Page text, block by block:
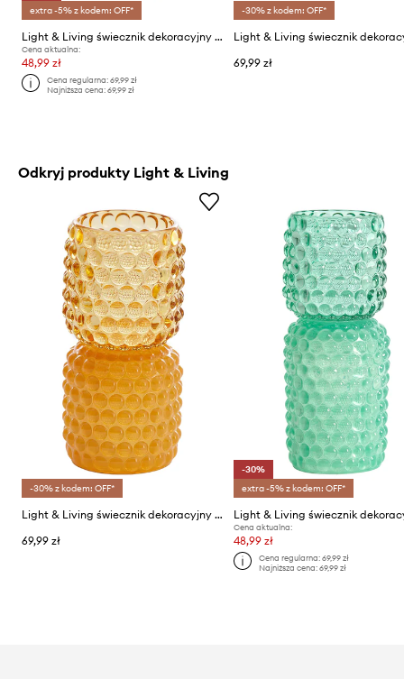
extra -5% z kodem: OFF*
Light & Living świecznik dekoracyjny Buble
Cena aktualna:
48,99 zł
Cena regularna:69,99 zł
Najniższa cena:69,99 zł
-30% z kodem: OFF*
69,99 zł
Odkryj produkty Light & Living
-30% z kodem: OFF*
Light & Living świecznik dekoracyjny Bublin
69,99 zł
-30%
extra -5% z kodem: OFF*
Cena aktualna:
48,99 zł
Cena regularna: 69,99 zł
Najniższa cena: 69,99 zł